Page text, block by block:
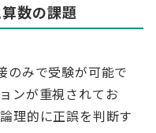
数の課題
のみで受験が可能で
ンが重視されてお
理的に正誤を判断す